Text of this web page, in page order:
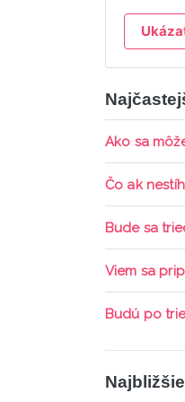
Ako sa
Čo ak
Každá
Bude sa
Triedy sa
Viem sa
Áno,
Budú po
Áno, po